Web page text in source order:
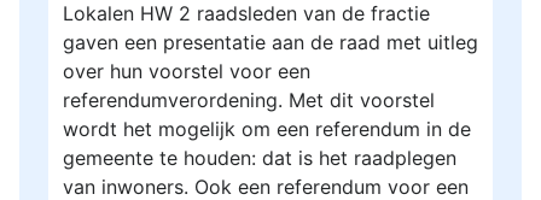
Lokalen HW 2 raadsleden van de fractie
gaven een presentatie aan de raad met uitleg
over hun voorstel voor een
referendumverordening. Met dit voorstel
wordt het mogelijk om een referendum in de
gemeente te houden: dat is het raadplegen
van inwoners. Ook een referendum voor een